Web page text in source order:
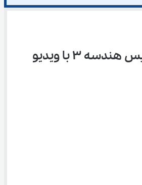
یادگیری ماتریس هندسه ۳ با ویدیو